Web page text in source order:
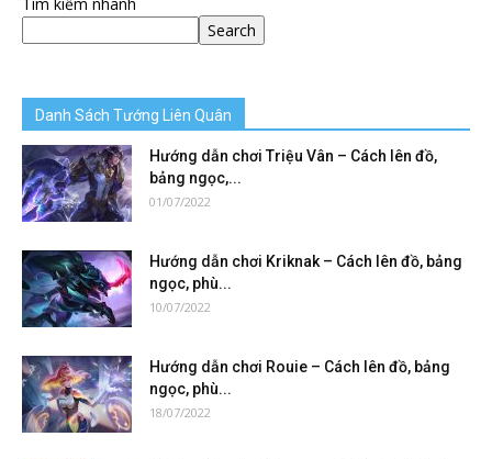
Search
Danh Sách Tướng Liên Quân
Hướng dẫn chơi Triệu Vân – Cách lên đồ,
bảng ngọc,...
01/07/2022
Hướng dẫn chơi Kriknak – Cách lên đồ, bảng
ngọc, phù...
10/07/2022
Hướng dẫn chơi Rouie – Cách lên đồ, bảng
ngọc, phù...
18/07/2022